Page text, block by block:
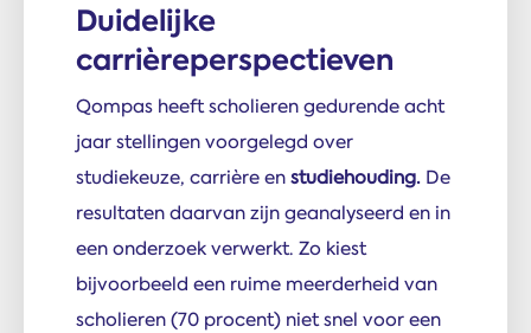
Duidelijke
carrièreperspectieven
Qompas heeft scholieren gedurende acht
jaar stellingen voorgelegd over
studiekeuze, carrière enstudiehouding. De
resultaten daarvan zijn geanalyseerd en in
een onderzoek verwerkt. Zo kiest
bijvoorbeeld een ruime meerderheid van
scholieren (70 procent) niet snel voor een